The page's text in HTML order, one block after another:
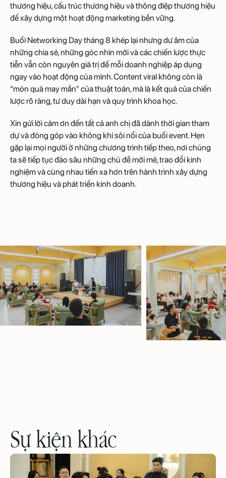
thương hiệu, cấu trúc thương hiệu và thông điệp thương hiệu
để xây dựng một hoạt động marketing bền vững.
Buổi Networking Day tháng 8 khép lại nhưng dư âm của
những chia sẻ, những góc nhìn mới và các chiến lược thực
tiễn vẫn còn nguyên giá trị để mỗi doanh nghiệp áp dụng
ngay vào hoạt động của mình. Content viral không còn là
“món quà may mắn” của thuật toán, mà là kết quả của chiến
lược rõ ràng, tư duy dài hạn và quy trình khoa học.
Xin gửi lời cảm ơn đến tất cả anh chị đã dành thời gian tham
dự và đóng góp vào không khí sôi nổi của buổi event. Hẹn
gặp lại mọi người ở những chương trình tiếp theo, nơi chúng
ta sẽ tiếp tục đào sâu những chủ đề mới mẻ, trao đổi kinh
nghiệm và cùng nhau tiến xa hơn trên hành trình xây dựng
thương hiệu và phát triển kinh doanh.
Sự kiện khác